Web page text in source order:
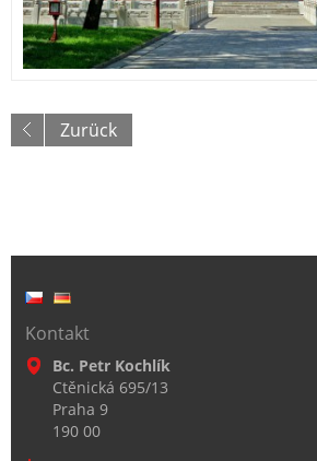
Zurück
Kontakt
Bc. Petr Kochlík
Ctěnická 695/13
Praha 9
190 00